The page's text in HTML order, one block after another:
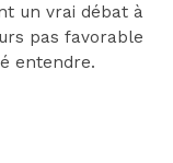
un vrai débat à
pas favorable
entendre.